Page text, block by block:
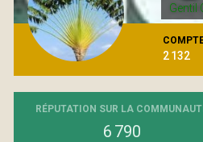
Gentil
2 132
RÉPUTATION SUR LA
6 790